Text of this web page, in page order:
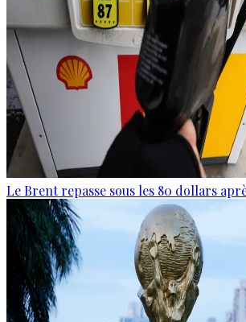
Le Brent repasse sous les 80 dollars